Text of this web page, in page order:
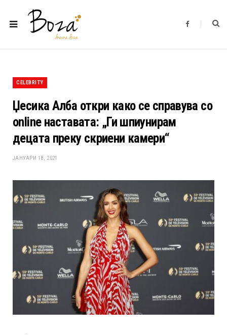
F
b
CELEBRITY
Џесика Алба откри како се справува со
online наставата: „Ги шпиунирам
децата преку скриени камери“
ЈАНУАРИ 18, 2021